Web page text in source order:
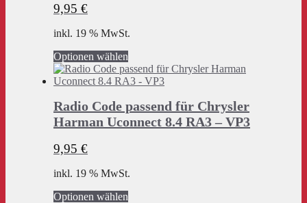
9,95 €
inkl. 19 % MwSt.
Optionen wählen
Radio Code passend für Chrysler
Harman Uconnect 8.4 RA3 – VP3
9,95 €
inkl. 19 % MwSt.
Optionen wählen